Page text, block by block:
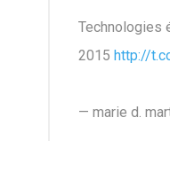
Technologies
2015 http://
— marie d.